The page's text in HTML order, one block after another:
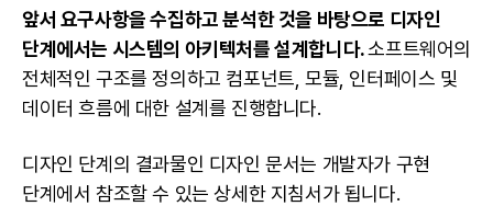
앞서 요구사항을 수집하고 분석한 것을 바탕으로 디자인
단계에서는 시스템의 아키텍처를 설계합니다.소프트웨어의
전체적인 구조를 정의하고 컴포넌트, 모듈, 인터페이스 및
데이터 흐름에 대한 설계를 진행합니다.
디자인 단계의 결과물인 디자인 문서는 개발자가 구현
단계에서 참조할 수 있는 상세한 지침서가 됩니다.